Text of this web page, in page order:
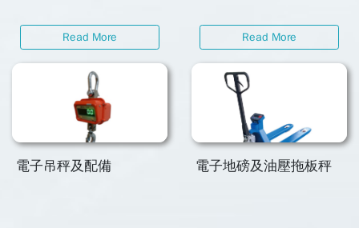
Read More Read More
電子吊秤及配備 電子地磅及油壓拖板秤